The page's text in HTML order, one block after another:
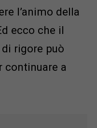
l’animo della
ecco che il
rigore può
continuare a